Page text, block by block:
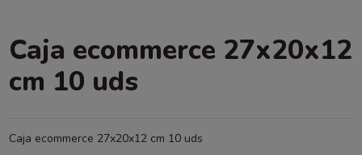
Caja ecommerce 27x20x12
cm 10 uds
Caja ecommerce 27x20x12 cm 10 uds